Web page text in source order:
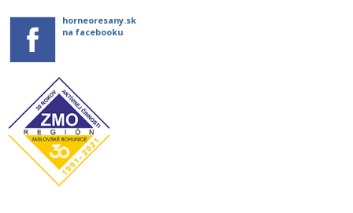
horneoresany.sk
na facebooku